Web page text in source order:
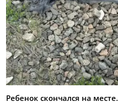
Ребенок скончался на месте.